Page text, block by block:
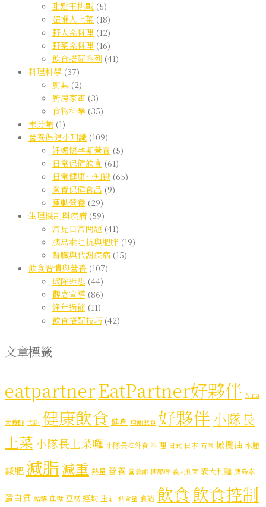
甜點王挑戰 (5)
超懶人上菜 (18)
野人系料理 (12)
野菜系料理 (16)
飲食搭配系列 (41)
料理科學 (37)
廚具 (2)
廚房家電 (3)
食物科學 (35)
未分類 (1)
營養保健小知識 (109)
妊娠懷孕期營養 (5)
日常保健飲食 (61)
日常健康小知識 (65)
營養保健食品 (9)
運動營養 (29)
生理機制與疾病 (59)
常見日常問題 (41)
胰島素阻抗與肥胖 (19)
腎臟與代謝疾病 (15)
飲食習慣與營養 (107)
破除迷思 (44)
觀念宣導 (86)
逢年過節 (11)
飲食搭配技巧 (42)
文章標籤
eatpartnerEatPartner好夥伴 Nina
營養師 代謝 健康飲食 健身 均衡飲食 好夥伴小隊長
上菜 小隊長上菜囉 小隊長吃外食 料理 日式 日本 有氧 橄欖油 水腫
減肥 減脂減重 熱量 營養 營養師 糖尿病 義大利菜 義大利麵 胰島素
蛋白質 蛤蠣 血糖 豆腐 運動 重訓 鈉含量 食譜 飲食飲食控制